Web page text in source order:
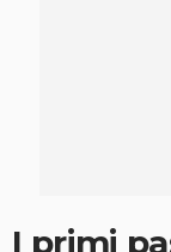
I primi